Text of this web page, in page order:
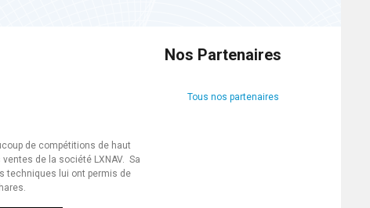
de compétitions de haut
de la société LXNAV. Sa
techniques lui ont permis de
Nos Partenaires
Tous nos partenaires